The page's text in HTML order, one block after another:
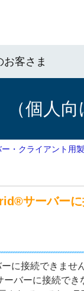
お客さま
個人向
・クライアント用
サーバー
に接続できま
バーに接続でき